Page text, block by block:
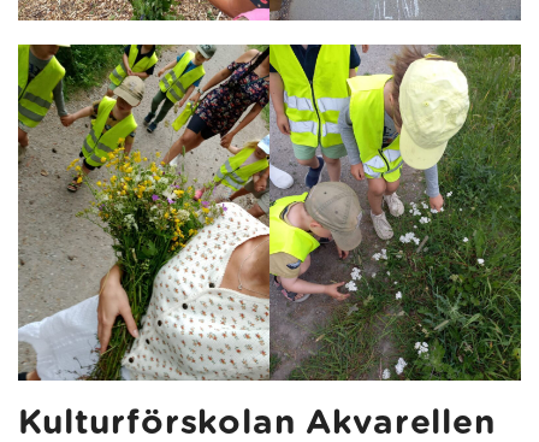
Kulturförskolan Akvarellen